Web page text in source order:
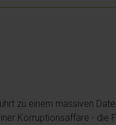
zu einem massiven
Korruptionsaffäre - die